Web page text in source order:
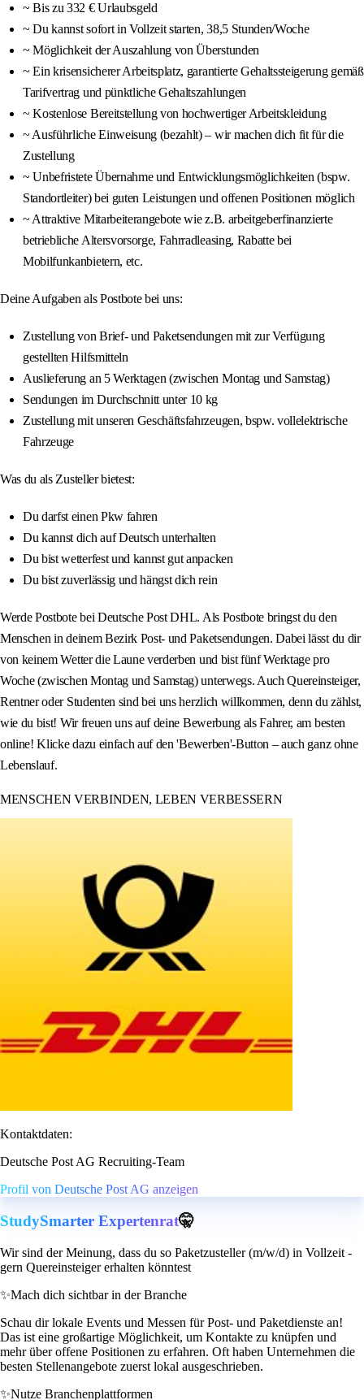
~ Bis zu 332 € Urlaubsgeld
~ Du kannst sofort in Vollzeit starten, 38,5 Stunden/Woche
~ Möglichkeit der Auszahlung von Überstunden
~ Ein krisensicherer Arbeitsplatz, garantierte Gehaltssteigerung gemäß
Tarifvertrag und pünktliche Gehaltszahlungen
~ Kostenlose Bereitstellung von hochwertiger Arbeitskleidung
~ Ausführliche Einweisung (bezahlt) – wir machen dich fit für die
Zustellung
~ Unbefristete Übernahme und Entwicklungsmöglichkeiten (bspw.
Standortleiter) bei guten Leistungen und offenen Positionen möglich
~ Attraktive Mitarbeiterangebote wie z.B. arbeitgeberfinanzierte
betriebliche Altersvorsorge, Fahrradleasing, Rabatte bei
Mobilfunkanbietern, etc.
Deine Aufgaben als Postbote bei uns:
Zustellung von Brief- und Paketsendungen mit zur Verfügung
gestellten Hilfsmitteln
Auslieferung an 5 Werktagen (zwischen Montag und Samstag)
Sendungen im Durchschnitt unter 10 kg
Zustellung mit unseren Geschäftsfahrzeugen, bspw. vollelektrische
Fahrzeuge
Was du als Zusteller bietest:
Du darfst einen Pkw fahren
Du kannst dich auf Deutsch unterhalten
Du bist wetterfest und kannst gut anpacken
Du bist zuverlässig und hängst dich rein
Werde Postbote bei Deutsche Post DHL. Als Postbote bringst du den
Menschen in deinem Bezirk Post- und Paketsendungen. Dabei lässt du dir
von keinem Wetter die Laune verderben und bist fünf Werktage pro
Woche (zwischen Montag und Samstag) unterwegs. Auch Quereinsteiger,
Rentner oder Studenten sind bei uns herzlich willkommen, denn du zählst,
wie du bist! Wir freuen uns auf deine Bewerbung als Fahrer, am besten
online! Klicke dazu einfach auf den 'Bewerben'-Button – auch ganz ohne
Lebenslauf.
MENSCHEN VERBINDEN, LEBEN VERBESSERN
Kontaktdaten:
Deutsche Post AG Recruiting-Team
Profil von Deutsche Post AG anzeigen
StudySmarter Expertenrat🤫
Wir sind der Meinung, dass du so Paketzusteller (m/w/d) in Vollzeit -
gern Quereinsteiger erhalten könntest
✨Mach dich sichtbar in der Branche
Schau dir lokale Events und Messen für Post- und Paketdienste an!
Das ist eine großartige Möglichkeit, um Kontakte zu knüpfen und
mehr über offene Positionen zu erfahren. Oft haben Unternehmen die
besten Stellenangebote zuerst lokal ausgeschrieben.
✨Nutze Branchenplattformen